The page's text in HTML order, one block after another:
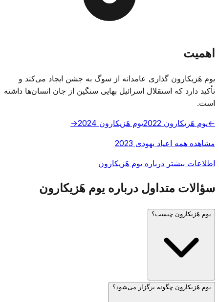
اهمیت
یوم هَزیکارون گذاری عامدانه از سوگ به جشن ایجاد می‌کند و
تأکید دارد که استقلال اسرائیل بهایی سنگین از جان انسان‌ها داشته
است.
←یوم هَزیکارون 2022 یوم هَزیکارون 2024 →
مشاهده همه اعیاد یهودی 2023
اطلاعات بیشتر درباره یوم هَزیکارون
سؤالات متداول درباره یوم هَزیکارون
یوم هَزیکارون چیست؟
یوم هَزیکارون (روز یادبود اسرائیل) در چهارم ایار، یک روز قبل از
یوم هَزیکارون چگونه برگزار می‌شود؟